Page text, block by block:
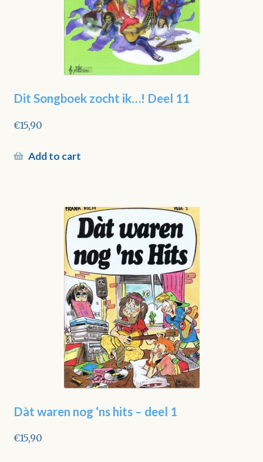
Dit Songboek zocht ik…! Deel 11
€15,90
Add to cart
Dàt waren nog ‘ns hits – deel 1
€15,90